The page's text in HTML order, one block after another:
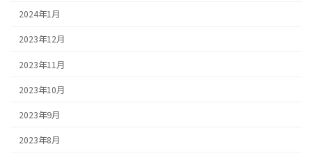
2024年1月
2023年12月
2023年11月
2023年10月
2023年9月
2023年8月